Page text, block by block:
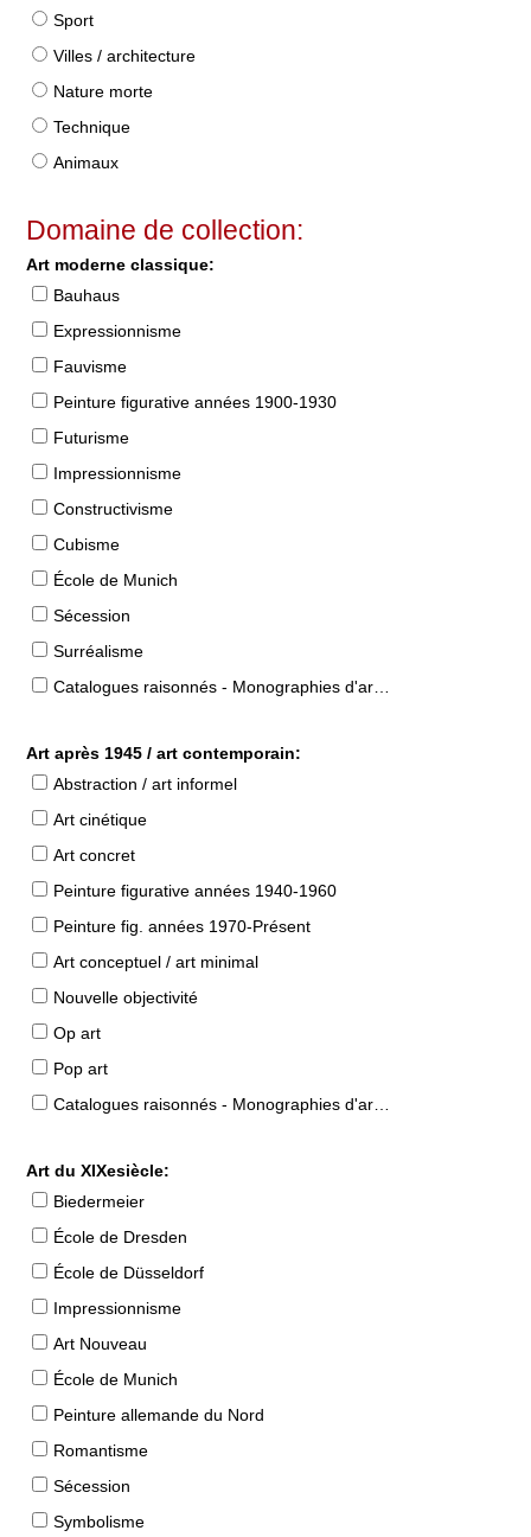
Sport
Villes / architecture
Nature morte
Technique
Animaux
Domaine de collection:
Art moderne classique:
Bauhaus
Expressionnisme
Fauvisme
Peinture figurative années 1900-1930
Futurisme
Impressionnisme
Constructivisme
Cubisme
École de Munich
Sécession
Surréalisme
Catalogues raisonnés - Monographies d'artistes
Art après 1945 / art contemporain:
Abstraction / art informel
Art cinétique
Art concret
Peinture figurative années 1940-1960
Peinture fig. années 1970-Présent
Art conceptuel / art minimal
Nouvelle objectivité
Op art
Pop art
Catalogues raisonnés - Monographies d'artistes
Art du XIXesiècle:
Biedermeier
École de Dresden
École de Düsseldorf
Impressionnisme
Art Nouveau
École de Munich
Peinture allemande du Nord
Romantisme
Sécession
Symbolisme